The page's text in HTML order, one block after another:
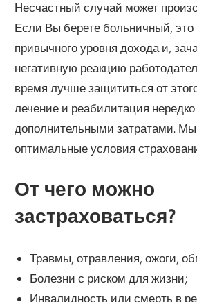
Несчастный случай может
Если Вы берете больничный, это
привычного уровня дохода и,
негативную реакцию
время лучше защититься от
лечение и реабилитация
дополнительными затратами.
оптимальные условия
От чего можно
застраховаться?
Травмы, отравления, ожоги,
Болезни с риском для жизни;
Инвалидность или смерть в